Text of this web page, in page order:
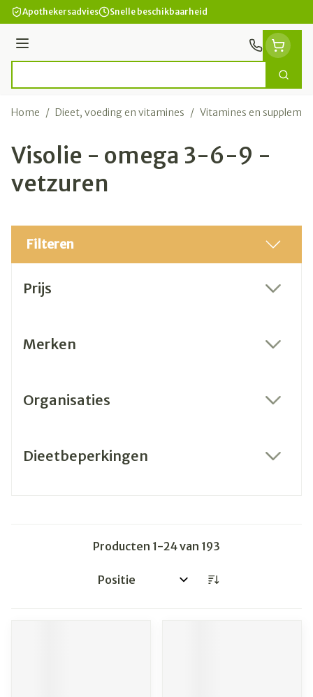
Ga naar de inhoud
Apothekersadvies Snelle beschikbaarheid
Menu
Zoek
Home / Dieet, voeding en vitamines / Vitamines en
Visolie - omega 3-6-9 -
vetzuren
Filteren
Prijs
Merken
Organisaties
Dieetbeperkingen
Producten 1-24van 193
Sorteer op: